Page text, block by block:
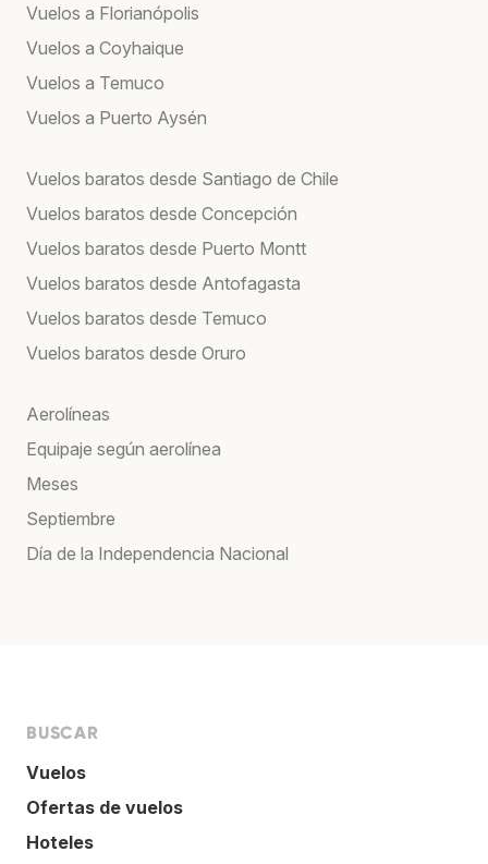
Vuelos a Florianópolis
Vuelos a Coyhaique
Vuelos a Temuco
Vuelos a Puerto Aysén
Vuelos baratos desde Santiago de Chile
Vuelos baratos desde Concepción
Vuelos baratos desde Puerto Montt
Vuelos baratos desde Antofagasta
Vuelos baratos desde Temuco
Vuelos baratos desde Oruro
Aerolíneas
Equipaje según aerolínea
Meses
Septiembre
Día de la Independencia Nacional
BUSCAR
Vuelos
Ofertas de vuelos
Hoteles